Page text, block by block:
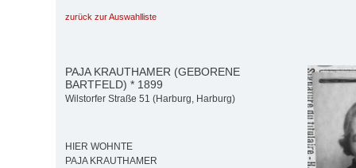
zurück zur Auswahlliste
PAJA KRAUTHAMER (GEBORENE
BARTFELD) * 1899
Wilstorfer Straße 51 (Harburg, Harburg)
HIER WOHNTE
PAJA KRAUTHAMER